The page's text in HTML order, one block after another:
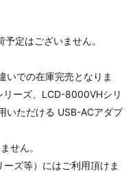
定はございません。
いでの在庫完売となりま
ーズ、LCD-8000VHシリ
いただける USB-ACアダプ
せん。
ズ等）にはご利用頂けま